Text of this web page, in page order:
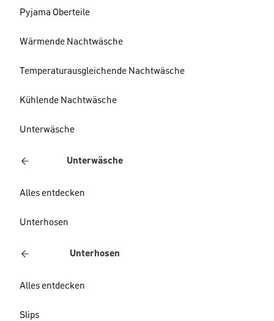
Pyjama Oberteile
Wärmende Nachtwäsche
Temperaturausgleichende Nachtwäsche
Kühlende Nachtwäsche
Unterwäsche
Unterwäsche
Alles entdecken
Unterhosen
Unterhosen
Alles entdecken
Slips